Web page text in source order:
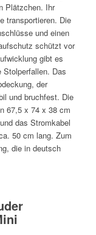
Plätzchen. Ihr
transportieren. Die
und einen
schützt vor
gibt es
Stolperfallen. Das
der
und bruchfest. Die
67,5 x 74 x 38 cm
das Stromkabel
50 cm lang. Zum
die in deutsch